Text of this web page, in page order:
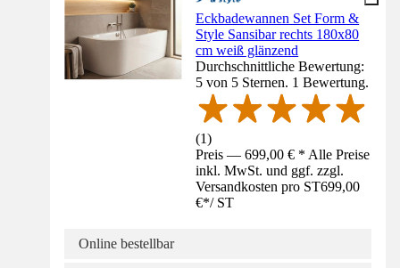
Eckbadewannen Set Form &
Style Sansibar rechts 180x80
cm weiß glänzend
Durchschnittliche Bewertung:
5 von 5 Sternen. 1 Bewertung.
(1)
Preis — 699,00 € * Alle Preise
inkl. MwSt. und ggf. zzgl.
Versandkosten pro ST699,00
€*/ ST
Online bestellbar